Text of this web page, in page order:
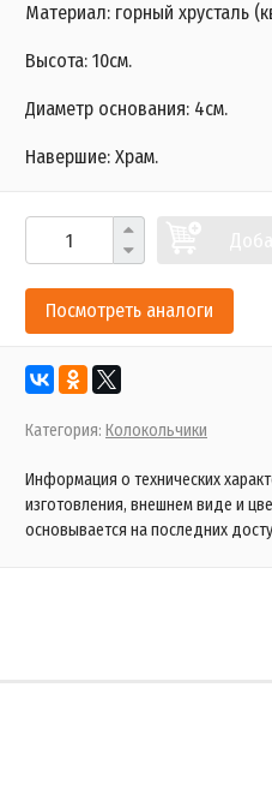
Материал: горный хрусталь
Высота: 10см.
Диаметр основания: 4см.
Навершие: Храм.
Посмотреть аналоги
Категория: Колокольчики
Информация о технических
изготовления, внешнем виде и
основывается на последних